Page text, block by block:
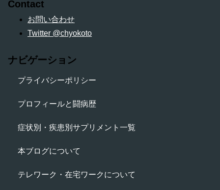
Contact
お問い合わせ
Twitter @chyokoto
ナビゲーション
プライバシーポリシー
プロフィールと闘病歴
症状別・疾患別サプリメント一覧
本ブログについて
テレワーク・在宅ワークについて